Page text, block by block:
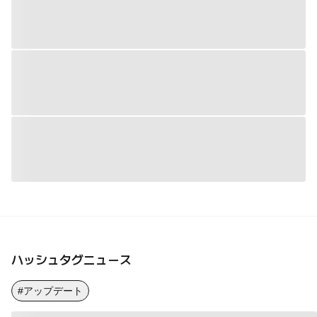
ハッシュタグニュース
#アップデート